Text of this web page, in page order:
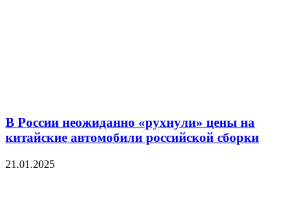
В России неожиданно «рухнули» цены на
китайские автомобили российской сборки
21.01.2025